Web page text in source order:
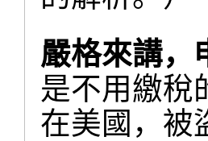
嚴格來講，
是不用繳稅
在美國，被